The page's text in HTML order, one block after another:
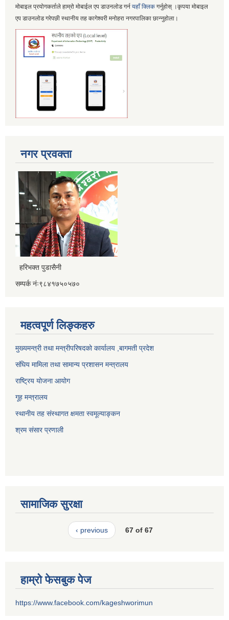
मोबाइल प्रयोगकर्ताले हाम्रो मोबाईल एप डाउनलोड गर्न यहाँ क्लिक गर्नुहोस् ।कृपया मोबाइल
एप डाउनलोड गरेपछी स्थानीय तह कागेश्वरी मनोहरा नगरपालिका छान्नुहोला।
नगर प्रवक्ता
हरिभक्त पुडासैनी
सम्पर्क नंः९८४१७५०५७०
महत्वपूर्ण लिङ्कहरु
मुख्यमन्त्री तथा मन्त्रीपरिषदको कार्यालय ,बागमती प्रदेश
संघिय मामिला तथा सामान्य प्रशासन मन्त्रालय
राष्ट्रिय योजना आयोग
गूह मन्त्रालय
स्थानीय तह संस्थागत क्षमता स्वमूल्याङ्कन
श्रम संसार प्रणाली
सामाजिक सुरक्षा
‹ previous 67 of 67
हाम्रो फेसबुक पेज
https://www.facebook.com/kageshworimun